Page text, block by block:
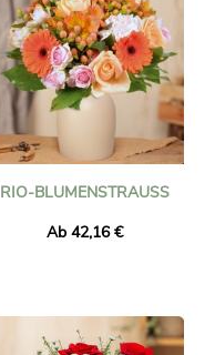
RIO-BLUMENSTRAUSS
Ab 42,16 €